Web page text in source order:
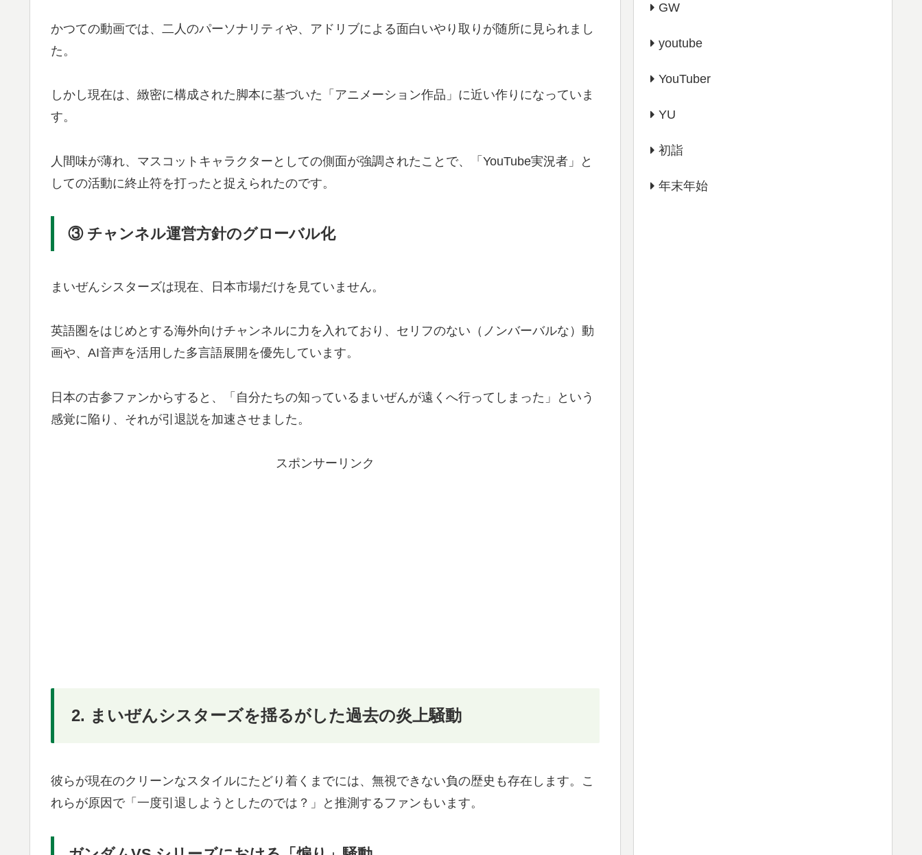
かつての動画では、二人のパーソナリティや、アドリブによる面白いやり取りが随所に見られまし
た。
しかし現在は、緻密に構成された脚本に基づいた「アニメーション作品」に近い作りになっていま
す。
人間味が薄れ、マスコットキャラクターとしての側面が強調されたことで、「YouTube実況者」と
しての活動に終止符を打ったと捉えられたのです。
③ チャンネル運営方針のグローバル化
まいぜんシスターズは現在、日本市場だけを見ていません。
英語圏をはじめとする海外向けチャンネルに力を入れており、セリフのない（ノンバーバルな）動
画や、AI音声を活用した多言語展開を優先しています。
日本の古参ファンからすると、「自分たちの知っているまいぜんが遠くへ行ってしまった」という
感覚に陥り、それが引退説を加速させました。
スポンサーリンク
2. まいぜんシスターズを揺るがした過去の炎上騒動
彼らが現在のクリーンなスタイルにたどり着くまでには、無視できない負の歴史も存在します。こ
れらが原因で「一度引退しようとしたのでは？」と推測するファンもいます。
GW
youtube
YouTuber
YU
初詣
年末年始